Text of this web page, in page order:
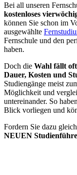
Bei all unseren
kostenloses
können Sie schon im
ausgewählte
Fernschule und den
haben.
Doch die Wahl fällt
Dauer, Kosten und
Studiengänge meist
Möglichkeit und
untereinander. So
Blick vorliegen und
Fordern Sie dazu
NEUEN